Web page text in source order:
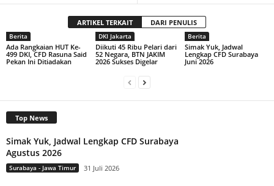
ARTIKEL TERKAIT DARI PENULIS
Berita
Ada Rangkaian HUT Ke-
499 DKI, CFD Rasuna Said
Pekan Ini Ditiadakan
DKI Jakarta
Diikuti 45 Ribu Pelari dari
52 Negara, BTN JAKIM
2026 Sukses Digelar
Berita
Simak Yuk, Jadwal
Lengkap CFD Surabaya
Juni 2026
Top News
Simak Yuk, Jadwal Lengkap CFD Surabaya
Agustus 2026
Surabaya - Jawa Timur 31 Juli 2026